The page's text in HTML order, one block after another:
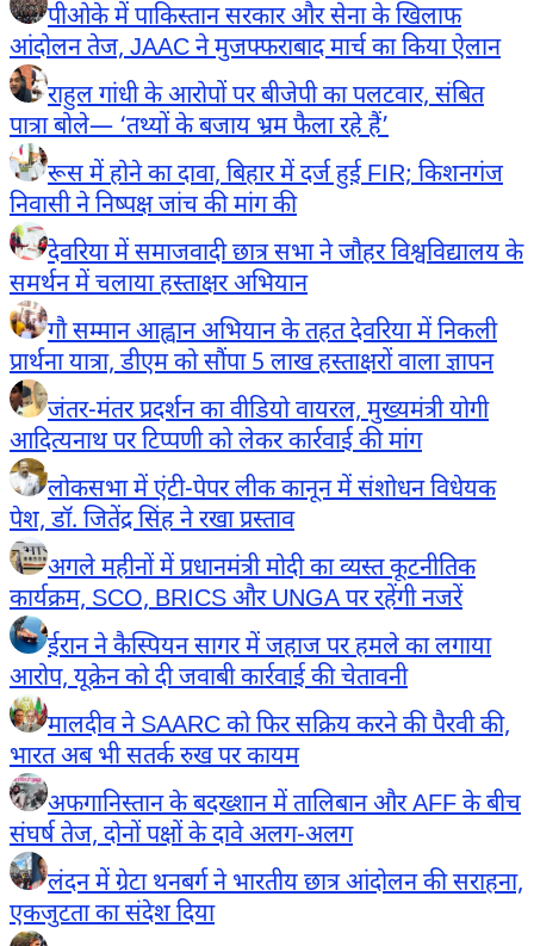
पीओके में पाकिस्तान सरकार और सेना के खिलाफ
आंदोलन तेज, JAAC ने मुजफ्फराबाद मार्च का किया ऐलान
राहुल गांधी के आरोपों पर बीजेपी का पलटवार, संबित
पात्रा बोले— ‘तथ्यों के बजाय भ्रम फैला रहे हैं’
रूस में होने का दावा, बिहार में दर्ज हुई FIR; किशनगंज
निवासी ने निष्पक्ष जांच की मांग की
देवरिया में समाजवादी छात्र सभा ने जौहर विश्वविद्यालय के
समर्थन में चलाया हस्ताक्षर अभियान
गौ सम्मान आह्वान अभियान के तहत देवरिया में निकली
प्रार्थना यात्रा, डीएम को सौंपा 5 लाख हस्ताक्षरों वाला ज्ञापन
जंतर-मंतर प्रदर्शन का वीडियो वायरल, मुख्यमंत्री योगी
आदित्यनाथ पर टिप्पणी को लेकर कार्रवाई की मांग
लोकसभा में एंटी-पेपर लीक कानून में संशोधन विधेयक
पेश, डॉ. जितेंद्र सिंह ने रखा प्रस्ताव
अगले महीनों में प्रधानमंत्री मोदी का व्यस्त कूटनीतिक
कार्यक्रम, SCO, BRICS और UNGA पर रहेंगी नजरें
ईरान ने कैस्पियन सागर में जहाज पर हमले का लगाया
आरोप, यूक्रेन को दी जवाबी कार्रवाई की चेतावनी
मालदीव ने SAARC को फिर सक्रिय करने की पैरवी की,
भारत अब भी सतर्क रुख पर कायम
अफगानिस्तान के बदख्शान में तालिबान और AFF के बीच
संघर्ष तेज, दोनों पक्षों के दावे अलग-अलग
लंदन में ग्रेटा थनबर्ग ने भारतीय छात्र आंदोलन की सराहना,
एकजुटता का संदेश दिया